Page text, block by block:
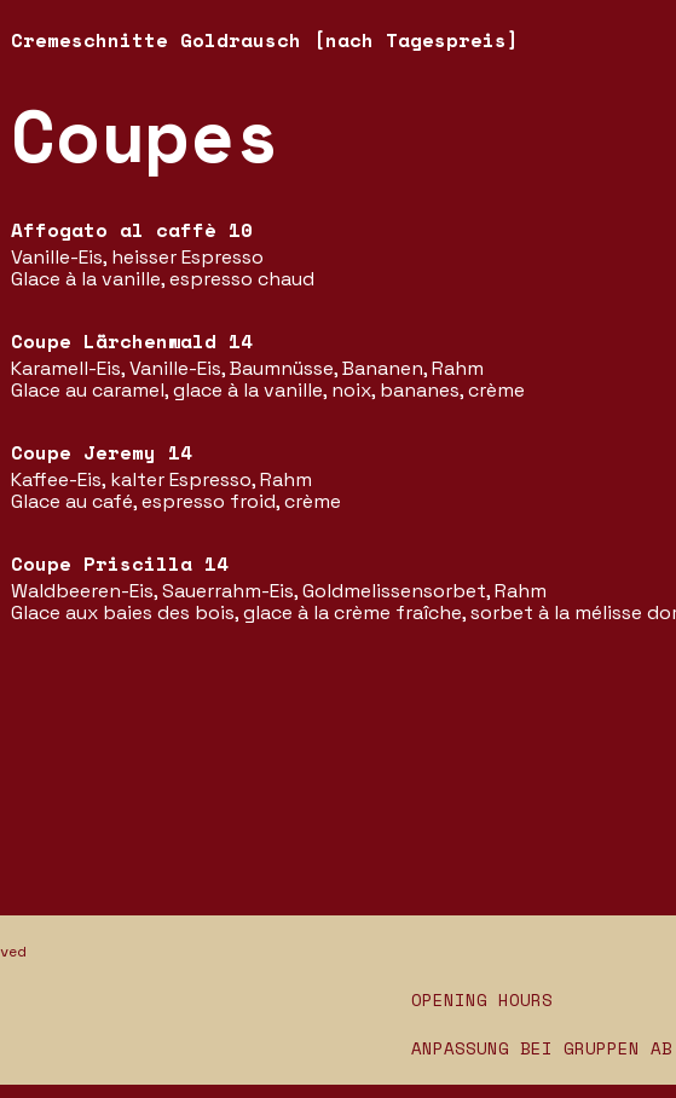
Cremeschnitte Goldrausch [nach Tagespreis]
Coupes
Affogato al caffè 10
Vanille-Eis, heisser Espresso
Glace à la vanille, espresso chaud
Coupe Lärchenwald 14
Karamell-Eis, Vanille-Eis, Baumnüsse, Bananen, Rahm
Glace au caramel, glace à la vanille, noix, bananes, crème
Coupe Jeremy 14
Kaffee-Eis, kalter Espresso, Rahm
Glace au café, espresso froid, crème
Coupe Priscilla 14
Waldbeeren-Eis, Sauerrahm-Eis, Goldmelissensorbet, Rahm
Glace aux baies des bois, glace à la crème fraîche, sorbet à la mélisse
OPENING HOURS
ANPASSUNG BEI GRUPPEN